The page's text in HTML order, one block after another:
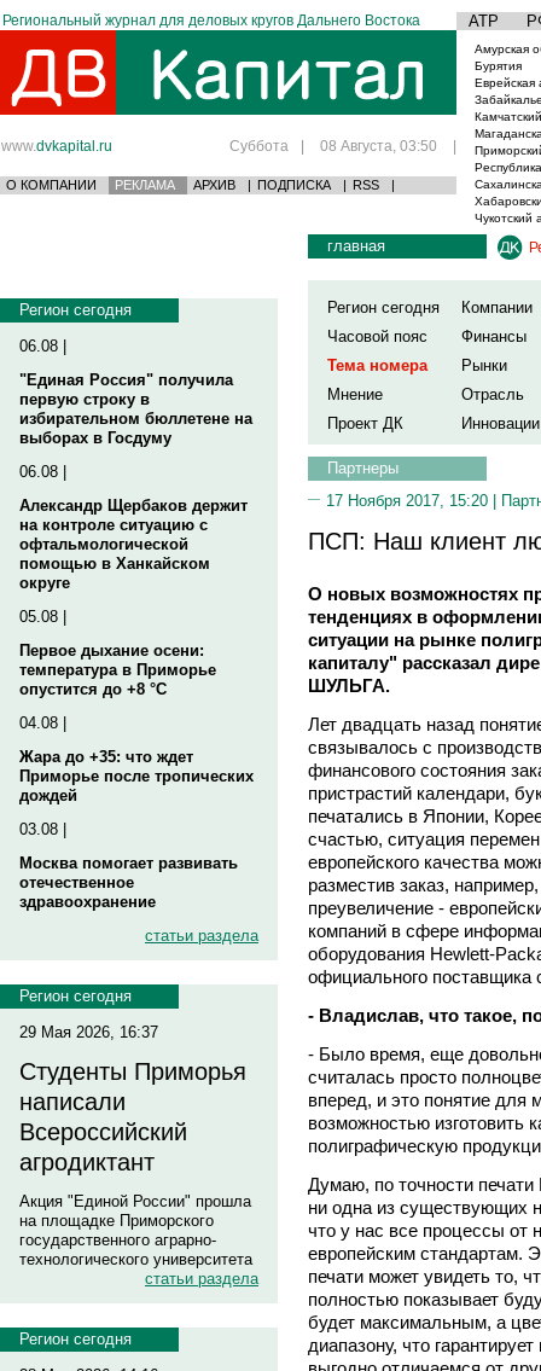
Региональный журнал для деловых кругов Дальнего Востока АТР
www.dvkapital.ru Суббота | 08 Августа, 03:50 |
О КОМПАНИИ РЕКЛАМА АРХИВ | ПОДПИСКА | RSS |
Амурская
Бурятия
Еврейская
Чукотский
Регион сегодня
06.08 |
"Единая Россия" получила
первую строку в
избирательном бюллетене на
выборах в Госдуму
06.08 |
Александр Щербаков держит
на контроле ситуацию с
офтальмологической
помощью в Ханкайском
округе
05.08 |
Первое дыхание осени:
температура в Приморье
опустится до +8 °C
04.08 |
Жара до +35: что ждет
Приморье после тропических
дождей
03.08 |
Москва помогает развивать
отечественное
здравоохранение
статьи раздела
Регион сегодня
29 Мая 2026, 16:37
Студенты Приморья
написали
Всероссийский
агродиктант
Акция "Единой России" прошла
на площадке Приморского
государственного аграрно-
технологического университета
статьи раздела
Регион сегодня
главная
Регион сегодня
Компании
Часовой пояс
Финансы
Тема номера
Рынки
Мнение
Отрасль
Проект ДК
Инновации
Партнеры
17 Ноября 2017, 15:20 |
ПСП: Наш клиент
О новых возможностях
тенденциях в
ситуации на рынке
капиталу" рассказал
ШУЛЬГА.
Лет двадцать назад
связывалось с
финансового состояния
пристрастий календари,
печатались в Японии,
счастью, ситуация
европейского качества
разместив заказ,
преувеличение -
компаний в сфере
оборудования Hewlett-
официального поставщика
- Владислав, что такое,
- Было время, еще
считалась просто
вперед, и это понятие для
возможностью изготовить
полиграфическую
Думаю, по точности
ни одна из существующих
что у нас все процессы от
европейским стандартам.
печати может увидеть то,
полностью показывает
будет максимальным, а
диапазону, что